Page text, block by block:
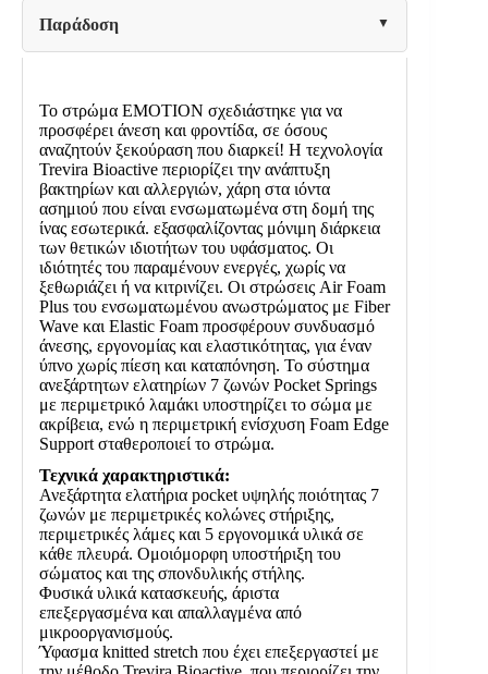
Παράδοση
Το στρώμα EMOTION σχεδιάστηκε για να
προσφέρει άνεση και φροντίδα, σε όσους
αναζητούν ξεκούραση που διαρκεί! Η τεχνολογία
Trevira Bioactive περιορίζει την ανάπτυξη
βακτηρίων και αλλεργιών, χάρη στα ιόντα
ασημιού που είναι ενσωματωμένα στη δομή της
ίνας εσωτερικά. εξασφαλίζοντας μόνιμη διάρκεια
των θετικών ιδιοτήτων του υφάσματος. Οι
ιδιότητές του παραμένουν ενεργές, χωρίς να
ξεθωριάζει ή να κιτρινίζει. Οι στρώσεις Air Foam
Plus του ενσωματωμένου ανωστρώματος με Fiber
Wave και Elastic Foam προσφέρουν συνδυασμό
άνεσης, εργονομίας και ελαστικότητας, για έναν
ύπνο χωρίς πίεση και καταπόνηση. Το σύστημα
ανεξάρτητων ελατηρίων 7 ζωνών Pocket Springs
με περιμετρικό λαμάκι υποστηρίζει το σώμα με
ακρίβεια, ενώ η περιμετρική ενίσχυση Foam Edge
Support σταθεροποιεί το στρώμα.
Τεχνικά χαρακτηριστικά:
Ανεξάρτητα ελατήρια pocket υψηλής ποιότητας 7
ζωνών με περιμετρικές κολώνες στήριξης,
περιμετρικές λάμες και 5 εργονομικά υλικά σε
κάθε πλευρά. Ομοιόμορφη υποστήριξη του
σώματος και της σπονδυλικής στήλης.
Φυσικά υλικά κατασκευής, άριστα
επεξεργασμένα και απαλλαγμένα από
μικροοργανισμούς.
Ύφασμα knitted stretch που έχει επεξεργαστεί με